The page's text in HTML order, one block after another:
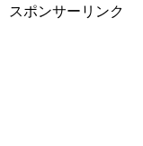
スポンサーリンク